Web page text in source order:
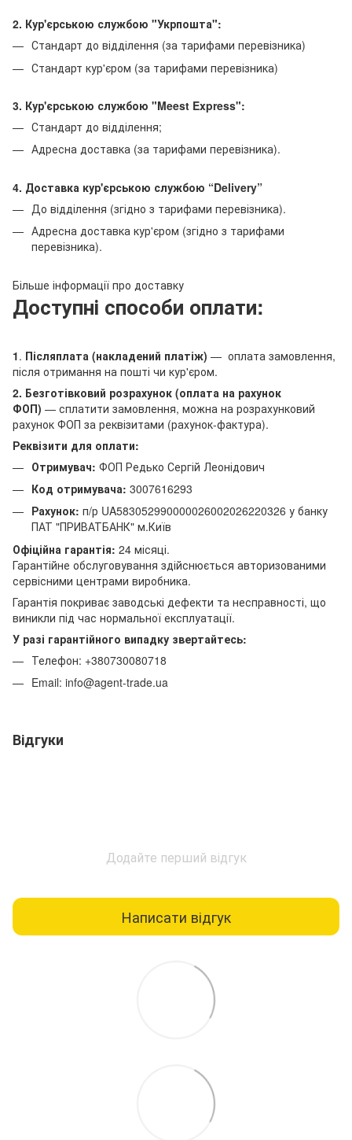
2. Кур'єрською службою "Укрпошта":
Стандарт до відділення (за тарифами перевізника)
Стандарт кур'єром (за тарифами перевізника)
3. Кур'єрською службою "Meest Express":
Стандарт до відділення;
Адресна доставка (за тарифами перевізника).
4. Доставка кур'єрською службою “Delivery”
До відділення (згідно з тарифами перевізника).
Адресна доставка кур'єром (згідно з тарифами
перевізника).
Більше інформації про доставку
Доступні способи оплати:
1. Післяплата (накладений платіж) — оплата замовлення,
після отримання на пошті чи кур'єром.
2. Безготівковий розрахунок (оплата на рахунок
ФОП) — сплатити замовлення, можна на розрахунковий
рахунок ФОП за реквізитами (рахунок-фактура).
Реквізити для оплати:
Отримувач: ФОП Редько Сергій Леонідович
Код отримувача: 3007616293
Рахунок: п/р UA583052990000026002026220326 у банку
ПАТ "ПРИВАТБАНК" м.Київ
Офіційна гарантія: 24 місяці.
Гарантійне обслуговування здійснюється авторизованими
сервісними центрами виробника.
Гарантія покриває заводські дефекти та несправності, що
виникли під час нормальної експлуатації.
У разі гарантійного випадку звертайтесь:
Телефон: +380730080718
Email: info@agent-trade.ua
Відгуки
Додайте перший відгук
Написати відгук